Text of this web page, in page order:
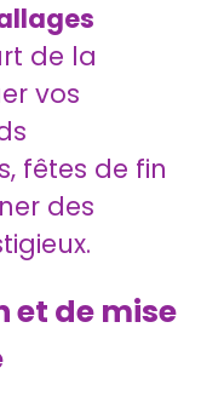
de la
vos
fêtes de fin
des
et de mise